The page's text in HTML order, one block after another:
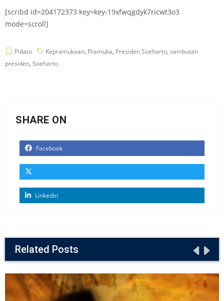
[scribd id=204172373 key=key-19xfwqgdyk7ricwt3o3
mode=scroll]
Pidato Kepramukaan, Pramuka, Presiden Soeharto, sambutan
presiden, Soeharto
SHARE ON
Facebook
Linkedin
Related Posts